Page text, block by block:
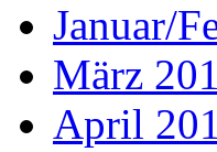
Januar/
März
April